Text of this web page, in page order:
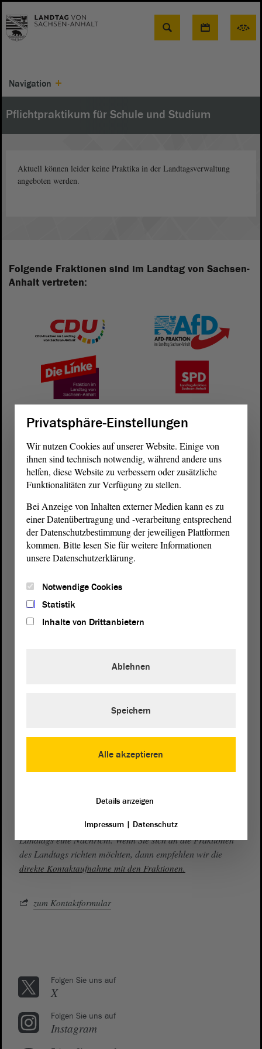
Suche
Navigation
Pflichtpraktikum für Schule und Studium
Aktuell können leider keine Praktika in der Landtagsverwaltung
angeboten werden.
Folgende Fraktionen sind im Landtag von Sachsen-
Anhalt vertreten:
Postanschrift
Landtagvon Sachsen-Anhalt
Domplatz 6–9
39104 Magdeburg
Auf Google Maps
Telefon und Fax
0391 / 560 - 0
landtag@lt.sachsen-anhalt.de
Mit diesem Kontaktformular senden Sie der Verwaltung des
Landtags eine Nachricht. Wenn Sie sich an die Fraktionen
des Landtags richten möchten, dann empfehlen wir die
direkte Kontaktaufnahme mit den Fraktionen.
zum Kontaktformular
Folgen Sie uns auf
X
Folgen Sie uns auf
Instagram
Privatsphäre-Einstellungen
Wir nutzen Cookies auf unserer Website. Einige von
ihnen sind technisch notwendig, während andere uns
helfen, diese Website zu verbessern oder zusätzliche
Funktionalitäten zur Verfügung zu stellen.
Bei Anzeige von Inhalten externer Medien kann es zu
einer Datenübertragung und -verarbeitung entsprechend
der Datenschutzbestimmung der jeweiligen Plattformen
kommen. Bitte lesen Sie für weitere Informationen
unsere Datenschutzerklärung.
Notwendige Cookies
Statistik
Inhalte von Drittanbietern
Alle akzeptieren
Ablehnen
Speichern
Details anzeigen
Impressum| Datenschutz